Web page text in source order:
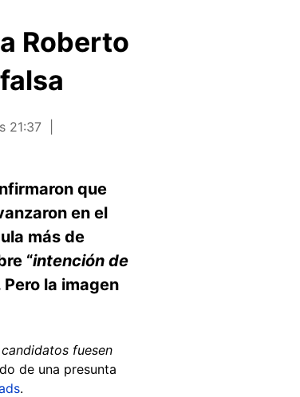
Roberto
21:37
que
en el
más de
“intención de
la imagen
candidatos fuesen
de una presunta
.